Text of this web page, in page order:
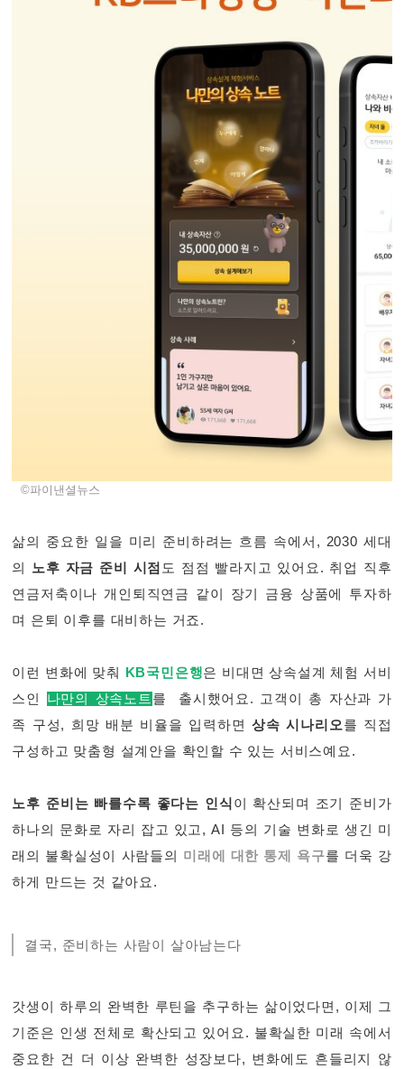
©파이낸셜뉴스
삶의 중요한 일을 미리 준비하려는 흐름 속에서, 2030 세대
의
노후 자금 준비 시점 도 점점 빨라지고 있어요. 취업 직후
연금저축이나 개인퇴직연금 같이 장기 금융 상품에 투자하
며 은퇴 이후를 대비하는 거죠.
이런 변화에 맞춰 KB국민은행은 비대면 상속설계 체험 서비
스인 나만의 상속노트 를 출시했어요. 고객이 총 자산과 가
족 구성, 희망 배분 비율을 입력하면상속 시나리오 를 직접
구성하고 맞춤형 설계안을 확인할 수 있는 서비스예요.
노후 준비는 빠를수록 좋다는 인식 이 확산되며 조기 준비가
하나의 문화로 자리 잡고 있고, AI 등의 기술 변화로 생긴 미
래의 불확실성이 사람들의 미래에 대한 통제 욕구를 더욱 강
하게 만드는 것 같아요.
결국, 준비하는 사람이 살아남는다
갓생이 하루의 완벽한 루틴을 추구하는 삶이었다면, 이제 그
기준은 인생 전체로 확산되고 있어요. 불확실한 미래 속에서
중요한 건 더 이상 완벽한 성장보다, 변화에도 흔들리지 않